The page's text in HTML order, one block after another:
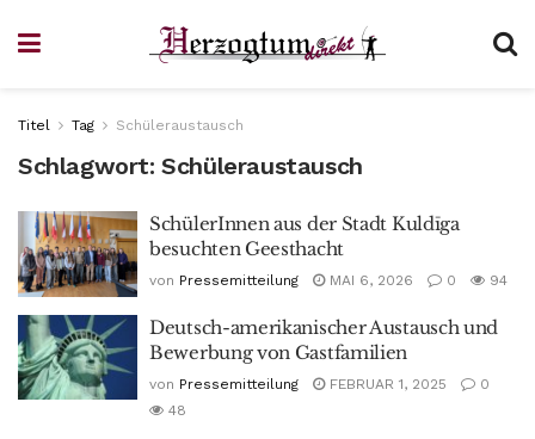
Titel Tag Schüleraustausch
Schlagwort:Schüleraustausch
SchülerInnen aus der Stadt Kuldīga
besuchten Geesthacht
von Pressemitteilung MAI 6, 2026 0 94
Deutsch-amerikanischer Austausch und
Bewerbung von Gastfamilien
von Pressemitteilung FEBRUAR 1, 2025
0
48